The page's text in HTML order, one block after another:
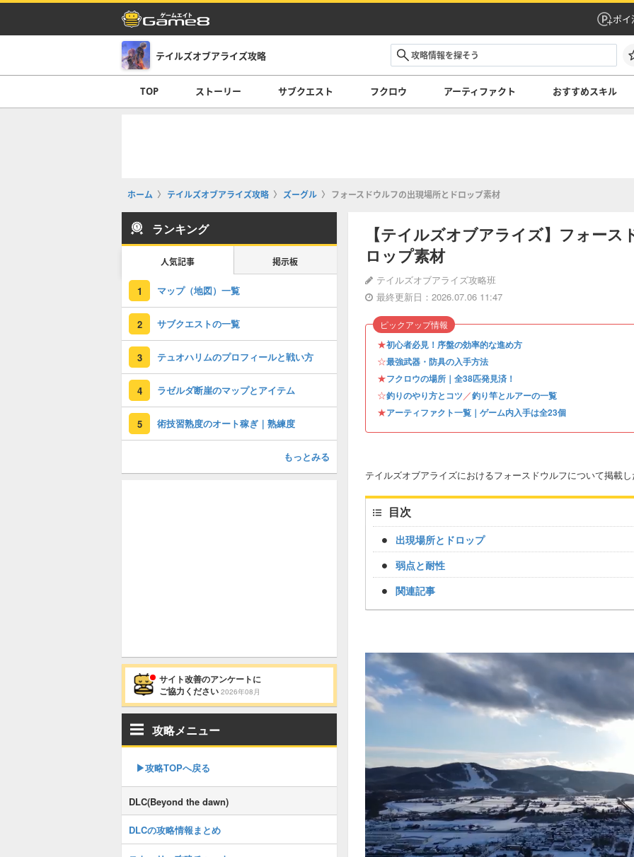
ポイ
テイルズオブアライズ攻略
TOP ストーリー サブクエスト フクロウ アーティファクト おすすめスキル
ホーム テイルズオブアライズ攻略 ズーグル フォースドウルフの出現場所とドロップ素材
【テイルズオブアライズ】フォー
ロップ素材
テイルズオブアライズ攻略班
最終更新日：2026.07.06 11:47
★初心者必見！序盤の効率的な進め方
☆最強武器・防具の入手方法
★フクロウの場所｜全38匹発見済！
☆釣りのやり方とコツ／釣り竿とルアーの一覧
★アーティファクト一覧｜ゲーム内入手は全23個
ピックアップ情報
テイルズオブアライズにおけるフォースドウルフについて掲載
目次
出現場所とドロップ
弱点と耐性
関連記事
ランキング
人気記事 掲示板
1 マップ（地図）一覧
2 サブクエストの一覧
3 テュオハリムのプロフィールと戦い方
4 ラゼルダ断崖のマップとアイテム
5 術技習熟度のオート稼ぎ｜熟練度
もっとみる
サイト改善のアンケートに
ご協力ください 2026年08月
攻略メニュー
▶︎攻略TOPへ戻る
DLC(Beyond the dawn)
DLCの攻略情報まとめ